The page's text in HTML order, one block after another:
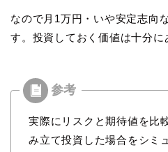
なので月1万円・いや安定志向
す。投資しておく価値は十分に
実際にリスクと期待値を比
み立て投資した場合をシミ